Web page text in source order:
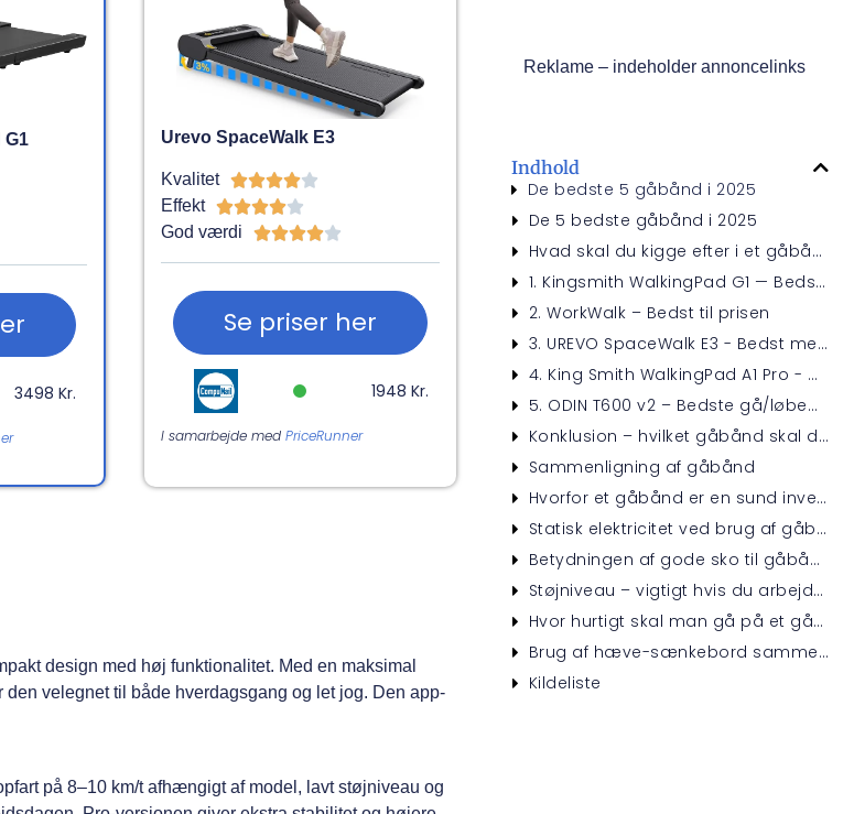
G1
3498 Kr.
Urevo SpaceWalk E3
Kvalitet 
Effekt 
God værdi 
Se priser her
1948 Kr.
I samarbejde med PriceRunner
design med høj funktionalitet. Med en maksimal
velegnet til både hverdagsgang og let jog. Den app-
på 8–10 km/t afhængigt af model, lavt støjniveau og
Reklame – indeholder annoncelinks
Indhold
De bedste 5 gåbånd i 2025
De 5 bedste gåbånd i 2025
Hvad skal du kigge efter i et gåbånd til skrivebordet?
1. Kingsmith WalkingPad G1 — Bedst i test
2. WorkWalk – Bedst til prisen
3. UREVO SpaceWalk E3 - Bedst med incline
4. King Smith WalkingPad A1 Pro - Godt til kontoret
5. ODIN T600 v2 – Bedste gå/løbebånd
Konklusion – hvilket gåbånd skal du vælge?
Sammenligning af gåbånd
Hvorfor et gåbånd er en sund investering – særligt på kontoret
Statisk elektricitet ved brug af gåbånd – hvad skal du være opmærksom på?
Betydningen af gode sko til gåbånd
Støjniveau – vigtigt hvis du arbejder i åbne kontormiljøer
Hvor hurtigt skal man gå på et gåbånd?
Brug af hæve-sænkebord sammen med gåbånd
Kildeliste